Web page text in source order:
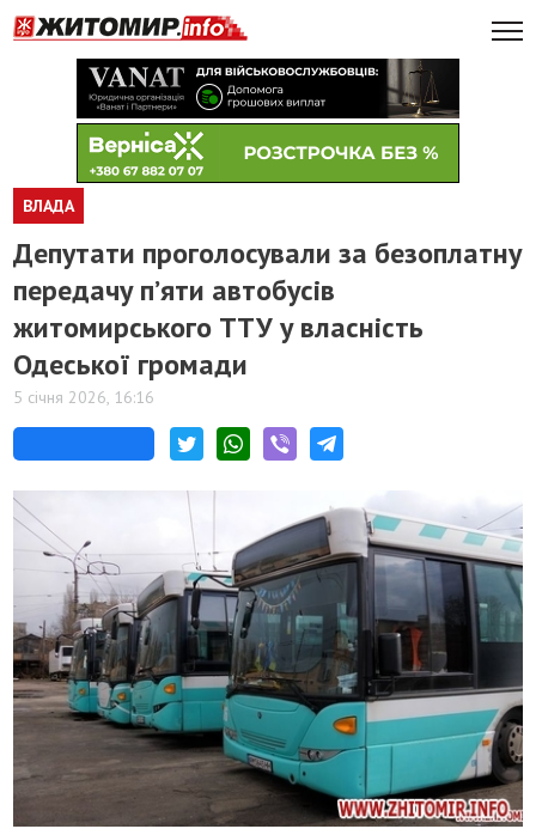
ВЛАДА
Депутати проголосували за безоплатну
передачу п’яти автобусів
житомирського ТТУ у власність
Одеської громади
5 січня 2026, 16:16